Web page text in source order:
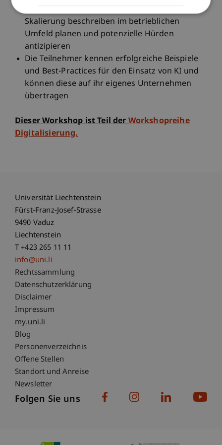
Skalierung beschreiben im betrieblichen
Umfeld planen und potenzielle Hürden
antizipieren
Die Teilnehmer kennen erfolgreiche Beispiele
und Best-Practices für den Einsatz von KI und
können diese auf ihr eigenes Unternehmen
übertragen
Dieser Workshop ist Teil derWorkshopreihe
Digitalisierung.
Universität Liechtenstein
Fürst-Franz-Josef-Strasse
9490 Vaduz
Liechtenstein
T +423 265 11 11
info@uni.li
Fußzeile Rechtliche Hinweise
Rechtssammlung
Datenschutzerklärung
Disclaimer
Impressum
Fußzeile Subdomain-Verzeichnis
my.uni.li
Blog
Personenverzeichnis
Offene Stellen
Standort und Anreise
Newsletter
Folgen Sie uns